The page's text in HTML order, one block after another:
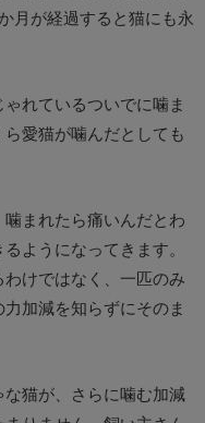
月が経過すると猫にも永
れているついでに噛ま
愛猫が噛んだとしても
まれたら痛いんだとわ
ようになってきます。
けではなく、一匹のみ
加減を知らずにそのま
猫が、さらに噛む加減